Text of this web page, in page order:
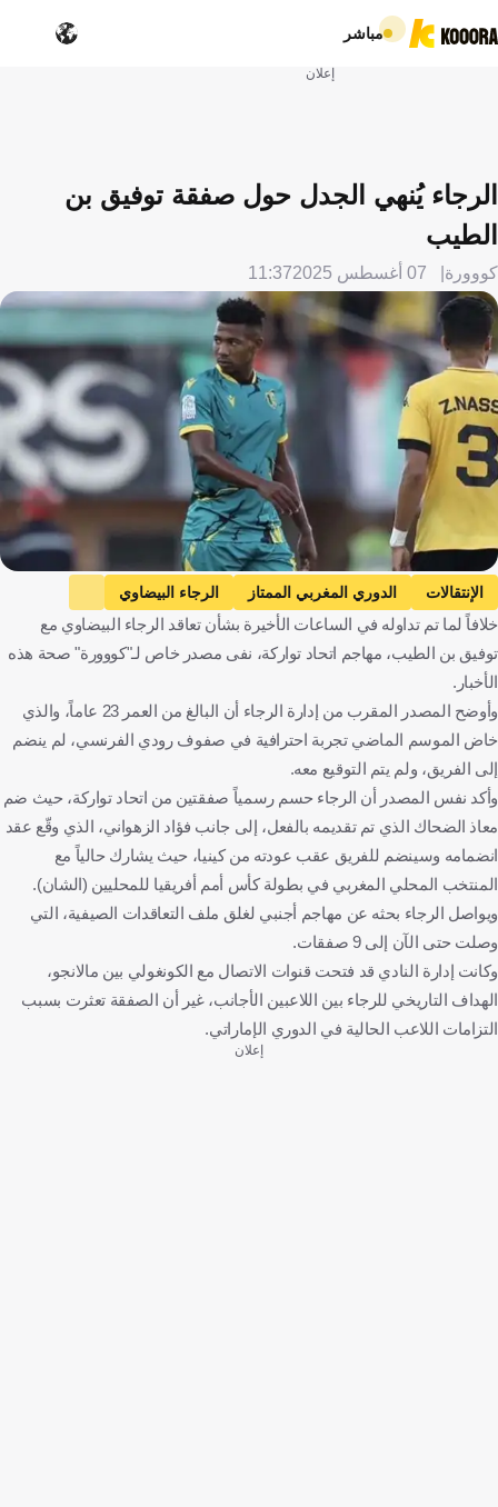
مباشر
إعلان
الرجاء يُنهي الجدل حول صفقة توفيق بن
الطيب
كووورة 07 أغسطس 2025 11:37
الإنتقالات الدوري المغربي الممتاز
الرجاء البيضاوي
إتحاد تواركة
توفيق بن الطيب المغرب كرة قدم
خلافاً لما تم تداوله في الساعات الأخيرة بشأن تعاقد الرجاء البيضاوي مع
توفيق بن الطيب، مهاجم اتحاد تواركة، نفى مصدر خاص لـ"كووورة" صحة هذه
الأخبار.
وأوضح المصدر المقرب من إدارة الرجاء أن البالغ من العمر 23 عاماً، والذي
خاض الموسم الماضي تجربة احترافية في صفوف رودي الفرنسي، لم ينضم
إلى الفريق، ولم يتم التوقيع معه.
وأكد نفس المصدر أن الرجاء حسم رسمياً صفقتين من اتحاد تواركة، حيث ضم
معاذ الضحاك الذي تم تقديمه بالفعل، إلى جانب فؤاد الزهواني، الذي وقّع عقد
انضمامه وسينضم للفريق عقب عودته من كينيا، حيث يشارك حالياً مع
المنتخب المحلي المغربي في بطولة كأس أمم أفريقيا للمحليين (الشان).
ويواصل الرجاء بحثه عن مهاجم أجنبي لغلق ملف التعاقدات الصيفية، التي
وصلت حتى الآن إلى 9 صفقات.
وكانت إدارة النادي قد فتحت قنوات الاتصال مع الكونغولي بين مالانجو،
الهداف التاريخي للرجاء بين اللاعبين الأجانب، غير أن الصفقة تعثرت بسبب
التزامات اللاعب الحالية في الدوري الإماراتي.
إعلان